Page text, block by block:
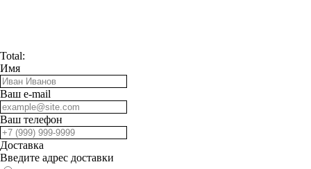
Total:
Имя
Ваш e-mail
Ваш телефон
Доставка
Введите адрес доставки